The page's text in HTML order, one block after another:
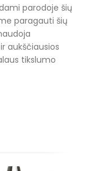
parodoje šių
paragauti šių
aukščiausios
tikslumo